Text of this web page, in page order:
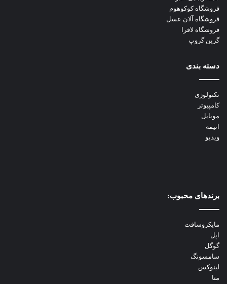
فروشگاه کوکوهوم
فروشگاه آلان عسل
فروشگاه لافرا
گرین گروپ
دسته بندی
تکنولوژی
کامپیوتر
موبایل
انیمه
ویدیو
برندهای محبوب:
مایکروسافت
اپل
گوگل
سامسونگ
لینوکس
متا